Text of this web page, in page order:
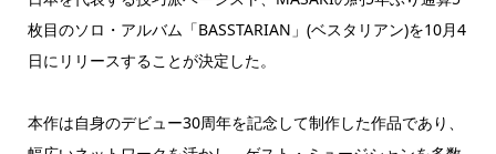
枚目のソロ・アルバム「BASSTARIAN」(ベスタリアン)を10月4
日にリリースすることが決定した。
本作は自身のデビュー30周年を記念して制作した作品であり、